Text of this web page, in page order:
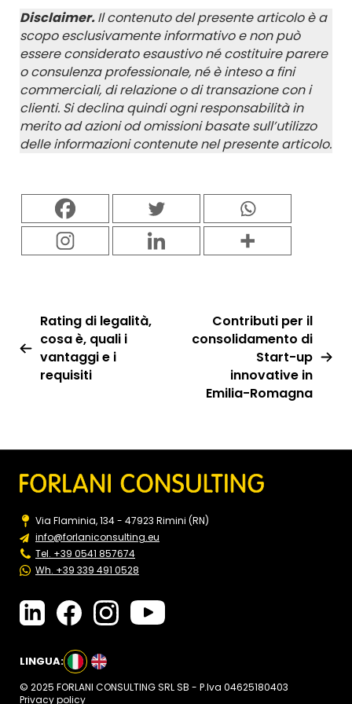
Disclaimer.Il contenuto del presente articolo è a
scopo esclusivamente informativo e non può
essere considerato esaustivo né costituire parere
o consulenza professionale, né è inteso a fini
commerciali, di relazione o di transazione con i
clienti. Si declina quindi ogni responsabilità in
merito ad azioni od omissioni basate sull’utilizzo
delle informazioni contenute nel presente articolo.
Rating di legalità,
cosa è, quali i
vantaggi e i
requisiti
Contributi per il
consolidamento di
Start-up
innovative in
Emilia-Romagna
Via Flaminia, 134 - 47923 Rimini (RN)
info@forlaniconsulting.eu
Tel. +39 0541 857674
Wh. +39 339 491 0528
LINGUA:
© 2025 FORLANI CONSULTING SRL SB - P.Iva 04625180403
Privacy policy